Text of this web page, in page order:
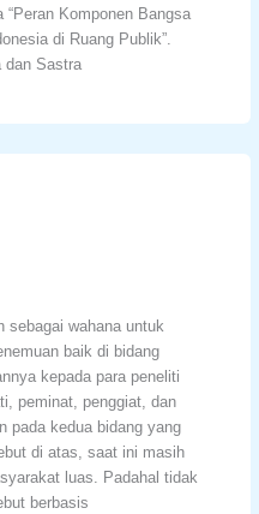
Komponen Bangsa
di Ruang Publik”.
dan Sastra
sebagai wahana untuk
baik di bidang
kepada para peneliti
peminat, penggiat, dan
pada kedua bidang yang
di atas, saat ini masih
luas. Padahal tidak
berbasis